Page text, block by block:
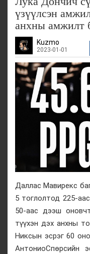
үзүүлсэн
анхны амжилт
Kuzmo
2023-01-01
Даллас Мавирекс
5 тоглолтод 225-
50-аас дээш
түүхэн дэх анхны
Никсын эсрэг 60
АнтониоСпөрсийн